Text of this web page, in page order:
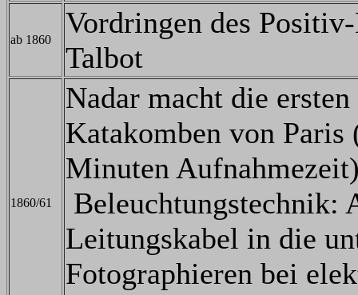
ab 1860
Vordringen des
Talbot
1860/61
Nadar macht die
Katakomben von
Minuten
Beleuchtungstechnik:
Leitungskabel in die
Fotographieren bei